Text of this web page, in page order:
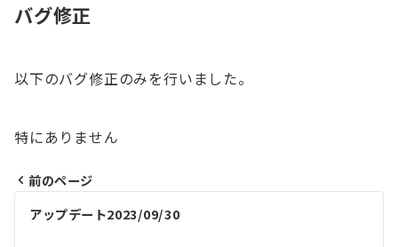
バグ修正
以下のバグ修正のみを行いました。
特にありません
投
前のページ
アップデート2023/09/30